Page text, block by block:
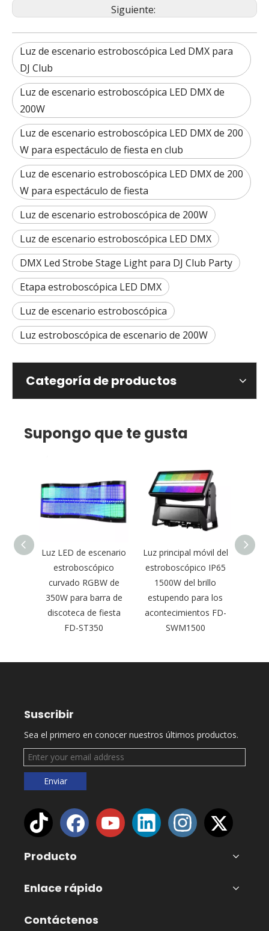
Siguiente:
Luz de escenario estroboscópica Led DMX para
DJ Club
Luz de escenario estroboscópica LED DMX de
200W
Luz de escenario estroboscópica LED DMX de 200
W para espectáculo de fiesta en club
Luz de escenario estroboscópica LED DMX de 200
W para espectáculo de fiesta
Luz de escenario estroboscópica de 200W
Luz de escenario estroboscópica LED DMX
DMX Led Strobe Stage Light para DJ Club Party
Etapa estroboscópica LED DMX
Luz de escenario estroboscópica
Luz estroboscópica de escenario de 200W
Categoría de productos
Supongo que te gusta
Luz LED de escenario
estroboscópico
curvado RGBW de
350W para barra de
discoteca de fiesta
FD-ST350
Luz principal móvil del
estroboscópico IP65
1500W del brillo
estupendo para los
acontecimientos FD-
SWM1500
Suscribir
Sea el primero en conocer nuestros últimos productos.
Enviar
Producto
Enlace rápido
Contáctenos